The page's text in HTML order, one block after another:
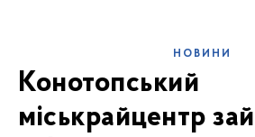
НОВИНИ
Конотопський
міськрайцентр